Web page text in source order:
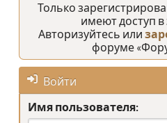
Только
имеют доступ в
Авторизуйтесь или
форуме
Войти
Имя пользователя: